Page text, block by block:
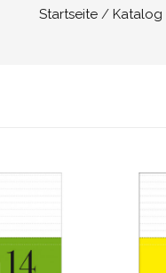
Startseite Katalog